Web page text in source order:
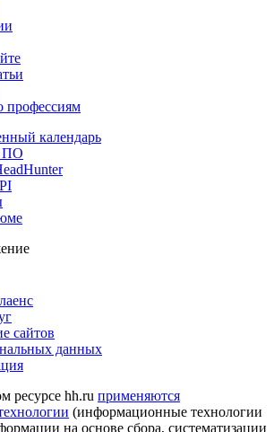
профессиям
календарь
ПО
сайтов
данных
ресурсе hh.ru применяются
(информационные технологии
на основе сбора, систематизации